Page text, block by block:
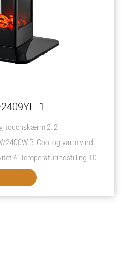
1
2. 2
og varm vind
10-